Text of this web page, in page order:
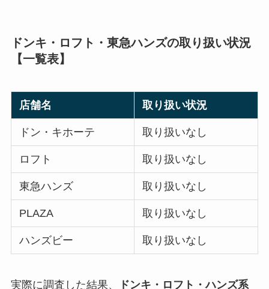
ドンキ・ロフト・東急ハンズの取り扱い状況
【一覧表】
店舗名 取り扱い状況
ドン・キホーテ 取り扱いなし
ロフト 取り扱いなし
東急ハンズ 取り扱いなし
PLAZA 取り扱いなし
ハンズビー 取り扱いなし
実際に調査した結果、 ドンキ・ロフト・ハンズ系